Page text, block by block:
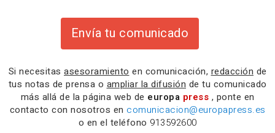
Envía tu comunicado
Si necesitas asesoramiento en comunicación, redacción de
tus notas de prensa o ampliar la difusión de tu comunicado
más allá de la página web de europa press , ponte en
contacto con nosotros en comunicacion@europapress.es
o en el teléfono 913592600